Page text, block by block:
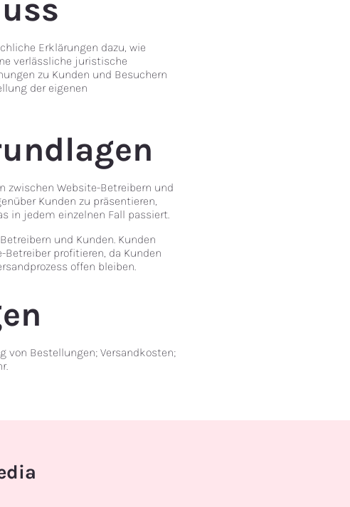
Erklärungen dazu, wie
verlässliche juristische
zu Kunden und Besuchern
der eigenen
zwischen Website-Betreibern und
Kunden zu präsentieren,
in jedem einzelnen Fall passiert.
und Kunden. Kunden
profitieren, da Kunden
offen bleiben.
von Bestellungen; Versandkosten;